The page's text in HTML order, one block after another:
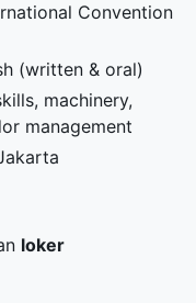
Convention
(written & oral)
machinery,
management
loker